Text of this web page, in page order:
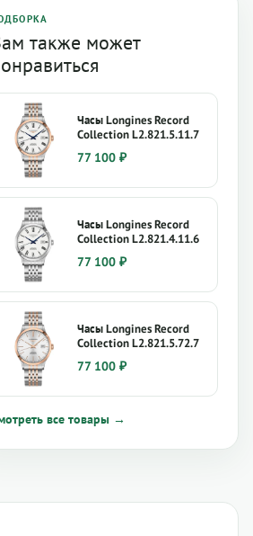
также может
Часы Longines Record
Collection L2.821.5.11.7
77 100 ₽
Часы Longines Record
Collection L2.821.4.11.6
77 100 ₽
Часы Longines Record
Collection L2.821.5.72.7
77 100 ₽
все товары →